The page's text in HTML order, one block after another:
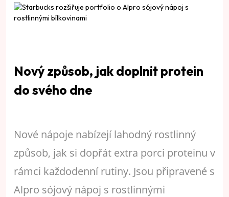
Nový způsob, jak doplnit protein
do svého dne
Nové nápoje nabízejí lahodný rostlinný
způsob, jak si dopřát extra porci proteinu v
rámci každodenní rutiny. Jsou připravené s
Alpro sójový nápoj s rostlinnými